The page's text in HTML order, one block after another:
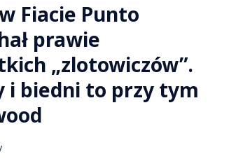
Fiacie Punto
prawie
„zlotowiczów”.
i biedni to przy tym